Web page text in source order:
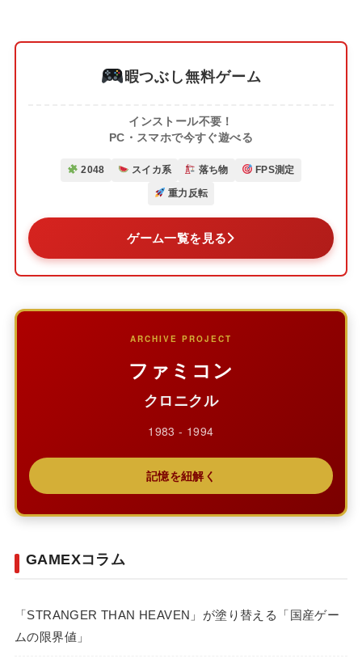
暇つぶし無料ゲーム
インストール不要！
PC・スマホで今すぐ遊べる
2048 スイカ系 落ち物 FPS測定
重力反転
ゲーム一覧を見る
ARCHIVE PROJECT
ファミコン
クロニクル
1983 - 1994
記憶を紐解く
GAMEXコラム
「STRANGER THAN HEAVEN」が塗り替える「国産ゲー
ムの限界値」